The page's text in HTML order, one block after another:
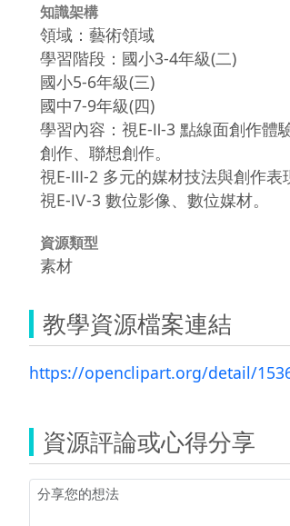
知識架構
領域：藝術領域
學習階段：國小3-4年級(二)
國小5-6年級(三)
國中7-9年級(四)
學習內容：視E-Ⅱ-3 點線面創作體
創作、聯想創作。
視E-Ⅲ-2 多元的媒材技法與創作表
視E-Ⅳ-3 數位影像、數位媒材。
資源類型
素材
教學資源檔案連結
https://openclipart.org/detail/
資源評論或心得分享